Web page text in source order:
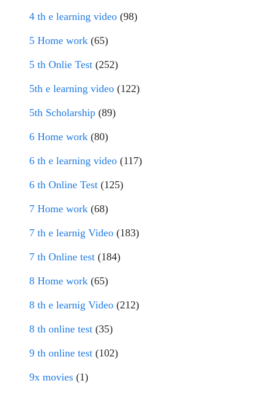
4 th e learning video (98)
5 Home work (65)
5 th Onlie Test (252)
5th e learning video (122)
5th Scholarship (89)
6 Home work (80)
6 th e learning video (117)
6 th Online Test (125)
7 Home work (68)
7 th e learnig Video (183)
7 th Online test (184)
8 Home work (65)
8 th e learnig Video (212)
8 th online test (35)
9 th online test (102)
9x movies (1)